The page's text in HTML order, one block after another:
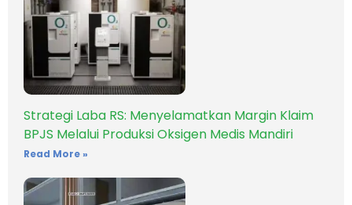
Strategi Laba RS: Menyelamatkan Margin Klaim
BPJS Melalui Produksi Oksigen Medis Mandiri
Read More »